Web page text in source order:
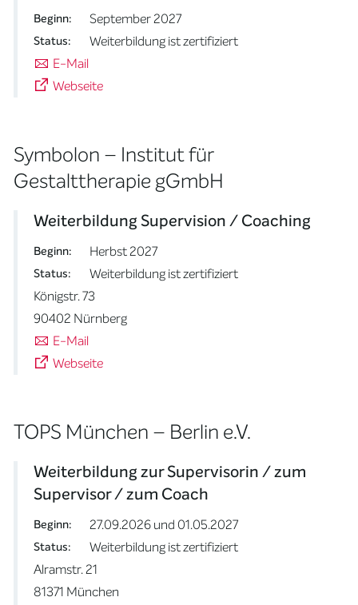
Beginn: September 2027
Status:
Weiterbildung ist zertifiziert
E-Mail
Webseite
Symbolon – Institut für
Gestalttherapie gGmbH
Weiterbildung Supervision / Coaching
Beginn: Herbst 2027
Status:
Weiterbildung ist zertifiziert
Königstr. 73
90402 Nürnberg
E-Mail
Webseite
TOPS München – Berlin e.V.
Weiterbildung zur Supervisorin / zum
Supervisor / zum Coach
Beginn: 27.09.2026 und 01.05.2027
Status:
Weiterbildung ist zertifiziert
Alramstr. 21
81371 München